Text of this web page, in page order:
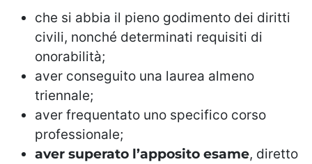
che si abbia il pieno godimento dei diritti
civili, nonché determinati requisiti di
onorabilità;
aver conseguito una laurea almeno
triennale;
aver frequentato uno specifico corso
professionale;
aver superato l’apposito esame, diretto